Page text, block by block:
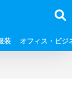
装 オフィス・ビジ